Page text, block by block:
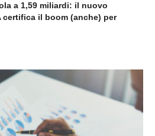
a 1,59 miliardi: il nuovo
certifica il boom (anche) per